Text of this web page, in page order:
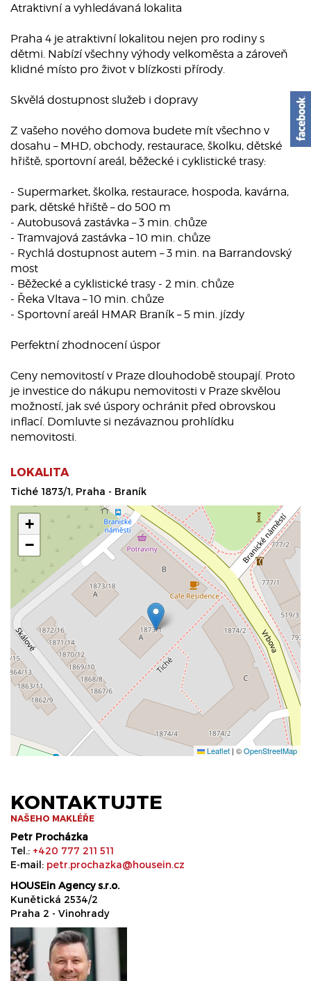
Atraktivní a vyhledávaná lokalita
Praha 4 je atraktivní lokalitou nejen pro rodiny s
dětmi. Nabízí všechny výhody velkoměsta a zároveň
klidné místo pro život v blízkosti přírody.
Skvělá dostupnost služeb i dopravy
Z vašeho nového domova budete mít všechno v
dosahu – MHD, obchody, restaurace, školku, dětské
hřiště, sportovní areál, běžecké i cyklistické trasy:
- Supermarket, školka, restaurace, hospoda, kavárna,
park, dětské hřiště – do 500 m
- Autobusová zastávka – 3 min. chůze
- Tramvajová zastávka – 10 min. chůze
- Rychlá dostupnost autem – 3 min. na Barrandovský
most
- Běžecké a cyklistické trasy - 2 min. chůze
- Řeka Vltava – 10 min. chůze
- Sportovní areál HMAR Braník – 5 min. jízdy
Perfektní zhodnocení úspor
Ceny nemovitostí v Praze dlouhodobě stoupají. Proto
je investice do nákupu nemovitosti v Praze skvělou
možností, jak své úspory ochránit před obrovskou
inflací. Domluvte si nezávaznou prohlídku
nemovitosti.
LOKALITA
Tiché 1873/1, Praha - Braník
+
−
Leaflet | ©OpenStreetMap
KONTAKTUJTE
NAŠEHO MAKLÉŘE
Petr Procházka
Tel.: +420 777 211 511
E-mail: petr.prochazka@housein.cz
HOUSEin Agency s.r.o.
Kunětická 2534/2
Praha 2 - Vinohrady